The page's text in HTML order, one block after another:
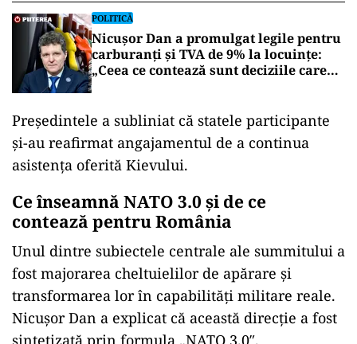
POLITICĂ
Nicușor Dan a promulgat legile pentru
carburanți și TVA de 9% la locuințe:
„Ceea ce contează sunt deciziile care
Președintele a subliniat că statele participante
și-au reafirmat angajamentul de a continua
asistența oferită Kievului.
Ce înseamnă NATO 3.0 și de ce
contează pentru România
Unul dintre subiectele centrale ale summitului a
fost majorarea cheltuielilor de apărare și
transformarea lor în capabilități militare reale.
Nicușor Dan a explicat că această direcție a fost
sintetizată prin formula „NATO 3.0″.